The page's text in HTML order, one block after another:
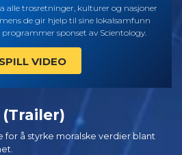
alle trosretninger, kulturer og nasjoner
de gir hjelp til sine lokalsamfunn
sponset av Scientology.
SPILL VIDEO
for å styrke moralske verdier blant